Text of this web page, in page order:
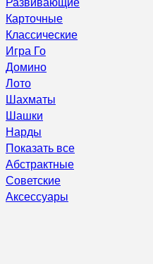
Карточные
Классические
Игра Го
Домино
Лото
Шахматы
Шашки
Нарды
Показать все
Абстрактные
Советские
Аксессуары